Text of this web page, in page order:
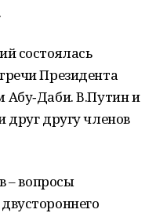
состоялась
Президента
В.Путин и
другу членов
– вопросы